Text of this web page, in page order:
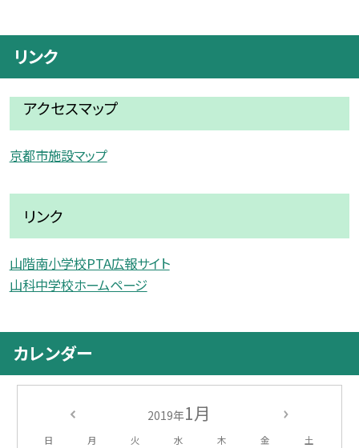
リンク
アクセスマップ
京都市施設マップ
リンク
山階南小学校PTA広報サイト
山科中学校ホームページ
カレンダー
2019年1月
日 月 火 水 木 金 土